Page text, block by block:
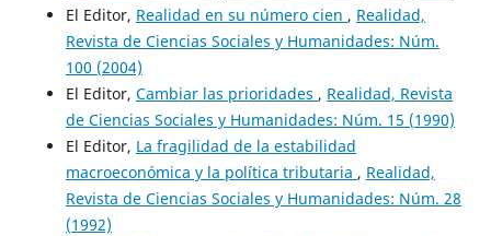
El Editor, Realidad en su número cien , Realidad,
Revista de Ciencias Sociales y Humanidades: Núm.
100 (2004)
El Editor, Cambiar las prioridades , Realidad, Revista
de Ciencias Sociales y Humanidades: Núm. 15 (1990)
El Editor, La fragilidad de la estabilidad
macroeconómica y la política tributaria , Realidad,
Revista de Ciencias Sociales y Humanidades: Núm. 28
(1992)